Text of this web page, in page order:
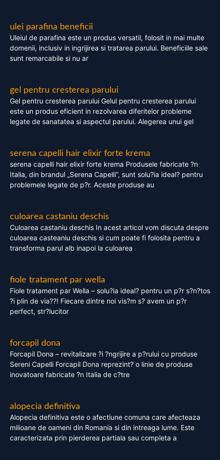
ulei parafina beneficii
Uleiul de parafina este un produs versatil, folosit in mai multe
domenii, inclusiv in ingrijirea si tratarea parului. Beneficiile sale
sunt remarcabile si nu ar
gel pentru cresterea parului
Gel pentru cresterea parului Gelul pentru cresterea parului
este un produs eficient in rezolvarea diferitelor probleme
legate de sanatatea si aspectul parului. Alegerea unui gel
serena capelli hair elixir forte krema
serena capelli hair elixir forte krema Produsele fabricate ?n
Italia, din brandul „Serena Capelli”, sunt solu?ia ideal? pentru
problemele legate de p?r. Aceste produse au
culoarea castaniu deschis
Culoarea castaniu deschis In acest articol vom discuta despre
culoarea casteaniu deschis si cum poate fi folosita pentru a
transforma parul alb inapoi la culoarea
fiole tratament par wella
Fiole tratament par Wella – solu?ia ideal? pentru un p?r s?n?tos
?i plin de via??! Fiecare dintre noi vis?m s? avem un p?r
perfect, str?lucitor
forcapil dona
Forcapil Dona – revitalizare ?i ?ngrijire a p?rului cu produse
Sereni Capelli Forcapil Dona reprezint? o linie de produse
inovatoare fabricate ?n Italia de c?tre
alopecia definitiva
Alopecia definitiva este o afectiune comuna care afecteaza
milioane de oameni din Romania si din intreaga lume. Este
caracterizata prin pierderea partiala sau completa a